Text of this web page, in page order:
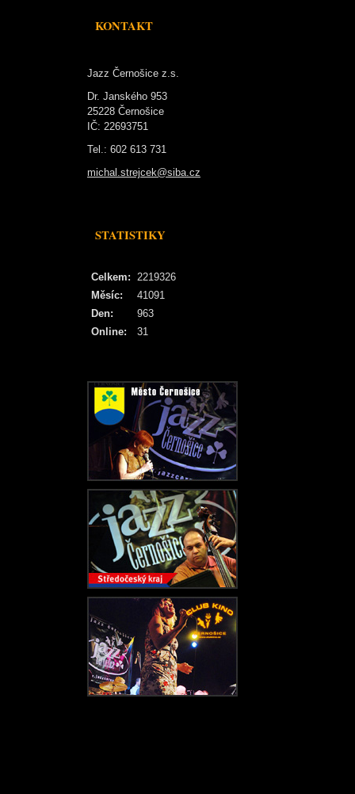
KONTAKT
Jazz Černošice z.s.
Dr. Janského 953
25228 Černošice
IČ: 22693751
Tel.: 602 613 731
michal.strejcek@siba.cz
STATISTIKY
Online: 31
Celkem: 2219326
Měsíc:
41091
Den:
963